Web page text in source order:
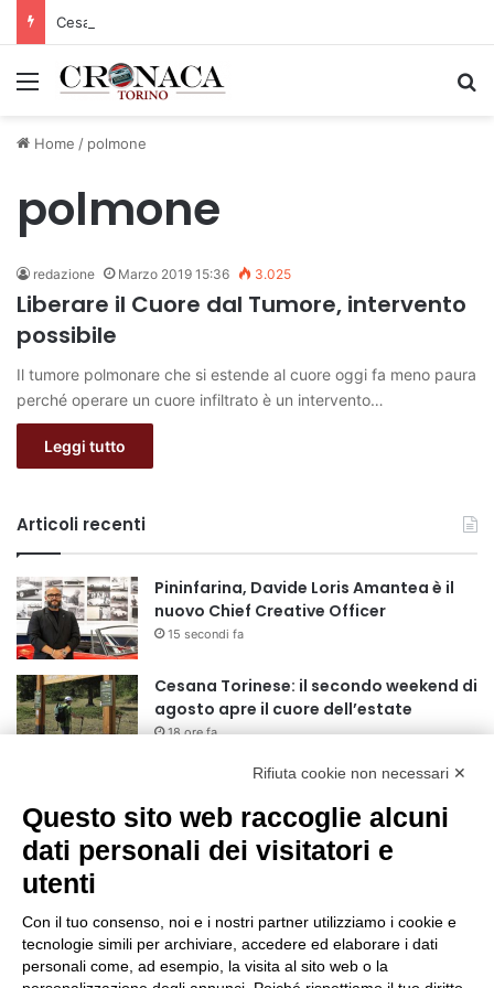
Menu
Home / polmone
polmone
redazione Marzo 2019 15:36 3.025
Liberare il Cuore dal Tumore, intervento
possibile
Il tumore polmonare che si estende al cuore oggi fa meno paura
perché operare un cuore infiltrato è un intervento…
Leggi tutto
Articoli recenti
Pininfarina, Davide Loris Amantea è il
nuovo Chief Creative Officer
15 secondi fa
Cesana Torinese: il secondo weekend di
agosto apre il cuore dell’estate
18 ore fa
Siccità: Il Piemonte avvia le procedure
per la richiesta dello stato di calamità
naturale
19 ore fa
precampionato
22 ore fa
Rifiuta cookie non necessari ✕
Questo sito web raccoglie alcuni
dati personali dei visitatori e
utenti
Con il tuo consenso, noi e i nostri partner utilizziamo i cookie e
tecnologie simili per archiviare, accedere ed elaborare i dati
personali come, ad esempio, la visita al sito web o la